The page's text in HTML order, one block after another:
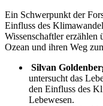
Ein Schwerpunkt der
Einfluss des
Wissenschaftler
Ozean und ihren Weg
Silvan
untersucht das
den Einfluss des
Lebewesen.